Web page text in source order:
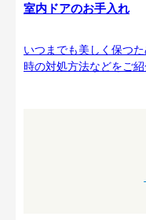
室内ドアのお手入れ
いつまでも美しく保つ
時の対処方法などをご紹